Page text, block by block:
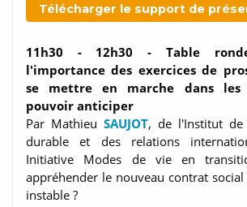
Télécharger le support de
11h30 - 12h30
- Table
l'importance des exercices de
se mettre en marche dans
pouvoir anticiper
Par Mathieu SAUJOT, de l'Institut de
durable et des relations
Initiative Modes de vie en
appréhender le nouveau contrat
instable ?